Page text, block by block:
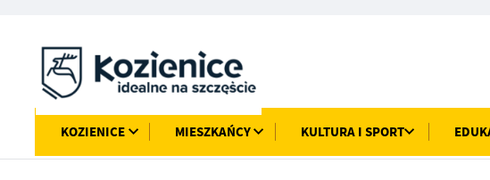
KOZIENICE MIESZKAŃCY KULTURA I SPORT